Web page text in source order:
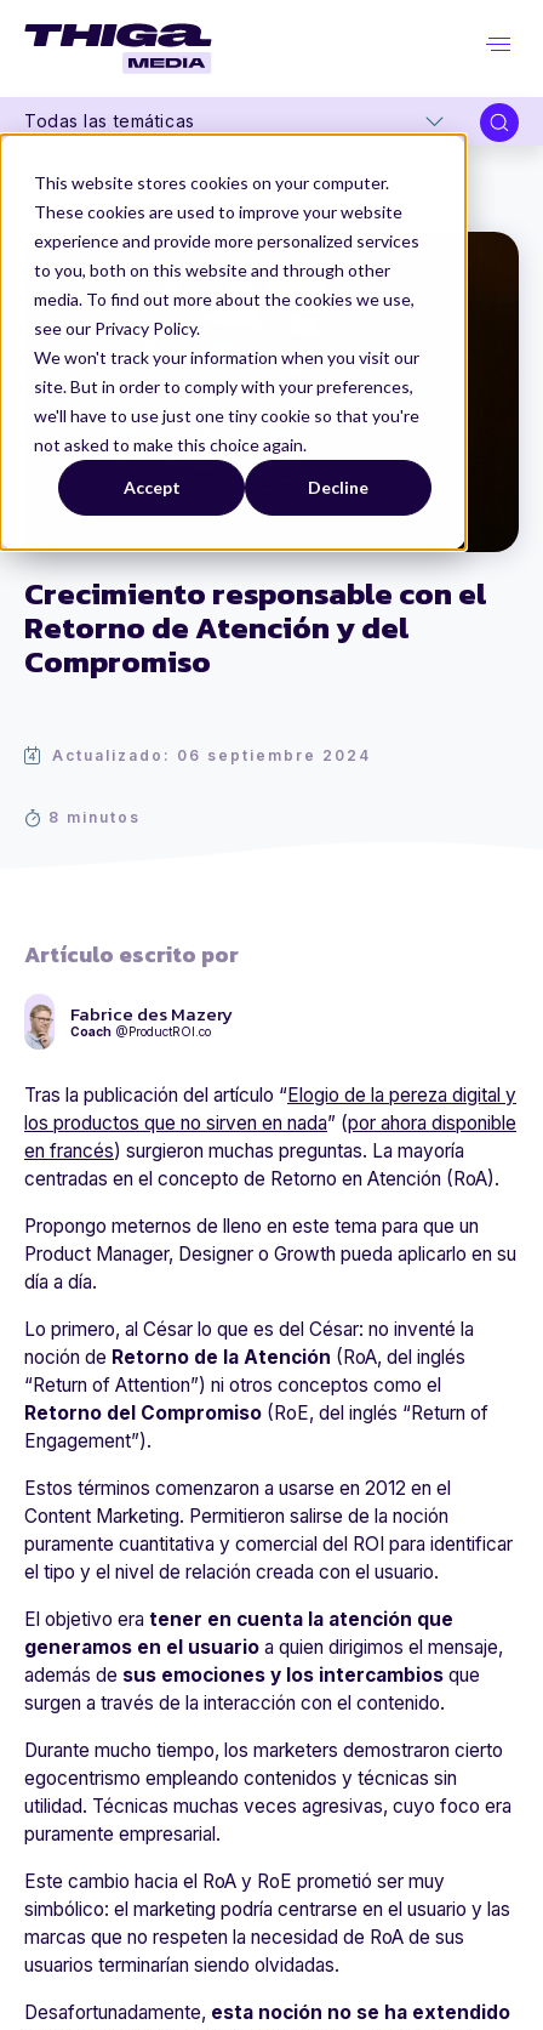
This website stores cookies on your computer.
These cookies are used to improve your website
experience and provide more personalized services
to you, both on this website and through other
media. To find out more about the cookies we use,
see our Privacy Policy.
We won't track your information when you visit our
site. But in order to comply with your preferences,
we'll have to use just one tiny cookie so that you're
not asked to make this choice again.
Accept Decline
Todas las temáticas
Crecimiento responsable con el
Retorno de Atención y del
Compromiso
Actualizado: 06 septiembre 2024
8 minutos
Thiga Media
Product Management
Artículo escrito por
Fabrice des Mazery
Coach @ProductROI.co
Tras la publicación del artículo “Elogio de la pereza digital y
los productos que no sirven en nada” (por ahora disponible
en francés) surgieron muchas preguntas. La mayoría
centradas en el concepto de Retorno en Atención (RoA).
Propongo meternos de lleno en este tema para que un
Product Manager, Designer o Growth pueda aplicarlo en su
día a día.
Lo primero, al César lo que es del César: no inventé la
noción de Retorno de la Atención (RoA, del inglés
“Return of Attention”) ni otros conceptos como el
Retorno del Compromiso (RoE, del inglés “Return of
Engagement”).
Estos términos comenzaron a usarse en 2012 en el
Content Marketing. Permitieron salirse de la noción
puramente cuantitativa y comercial del ROI para identificar
el tipo y el nivel de relación creada con el usuario.
El objetivo era tener en cuenta la atención que
generamos en el usuario a quien dirigimos el mensaje,
además de sus emociones y los intercambios que
surgen a través de la interacción con el contenido.
Durante mucho tiempo, los marketers demostraron cierto
egocentrismo empleando contenidos y técnicas sin
utilidad. Técnicas muchas veces agresivas, cuyo foco era
puramente empresarial.
Este cambio hacia el RoA y RoE prometió ser muy
simbólico: el marketing podría centrarse en el usuario y las
marcas que no respeten la necesidad de RoA de sus
usuarios terminarían siendo olvidadas.
Desafortunadamente, esta noción no se ha extendido